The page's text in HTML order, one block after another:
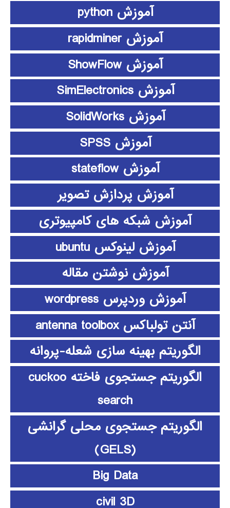
آموزش python
آموزش rapidminer
آموزش ShowFlow
آموزش SimElectronics
آموزش SolidWorks
آموزش SPSS
آموزش stateflow
آموزش پردازش تصویر
آموزش شبکه های کامپیوتری
آموزش لینوکس ubuntu
آموزش نوشتن مقاله
آموزش وردپرس wordpress
آنتن تولباکس antenna toolbox
الگوریتم بهینه سازی شعله-پروانه
الگوریتم جستجوی فاخته cuckoo
search
الگوریتم جستجوی محلی گرانشی
(GELS)
Big Data
civil 3D